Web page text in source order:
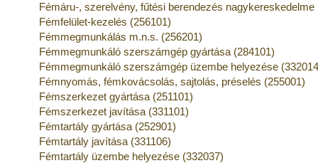
Fémáru-, szerelvény, fűtési berendezés
Fémfelület-kezelés (256101)
Fémmegmunkálás m.n.s. (256201)
Fémmegmunkáló szerszámgép gyártása (284101)
Fémmegmunkáló szerszámgép üzembe helyezése
Fémnyomás, fémkovácsolás, sajtolás, préselés (255001)
Fémszerkezet gyártása (251101)
Fémszerkezet javítása (331101)
Fémtartály gyártása (252901)
Fémtartály javítása (331106)
Fémtartály üzembe helyezése (332037)